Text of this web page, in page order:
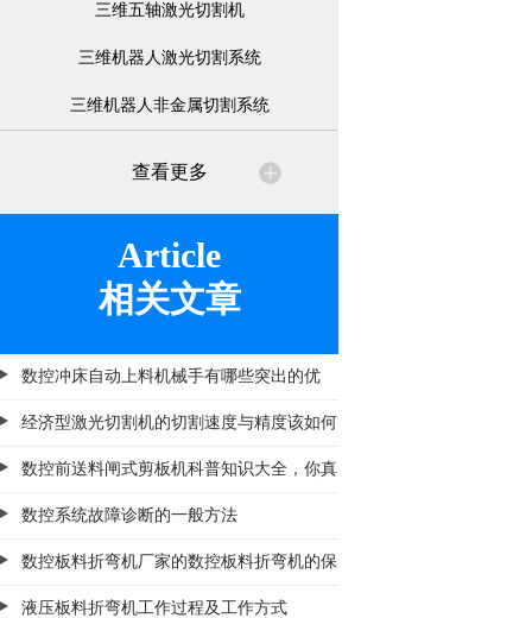
三维五轴激光切割机
三维机器人激光切割系统
三维机器人非金属切割系统
查看更多
Article
相关文章
数控冲床自动上料机械手有哪些突出的优
势？
经济型激光切割机的切割速度与精度该如何
把控
数控前送料闸式剪板机科普知识大全，你真
不一定都懂
数控系统故障诊断的一般方法
数控板料折弯机厂家的数控板料折弯机的保
养
液压板料折弯机工作过程及工作方式